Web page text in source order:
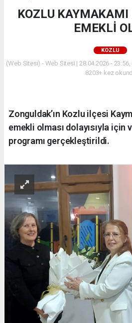
KOZLU KAYMAKAMI
EMEKLİ
KOZLU
(Web Sitesi) - Web Sitesi | 28.04.2026 -
8203+ kez
Zonguldak’ın Kozlu ilçesi
emekli olması dolayısıyla için
programı gerçekleştirildi.